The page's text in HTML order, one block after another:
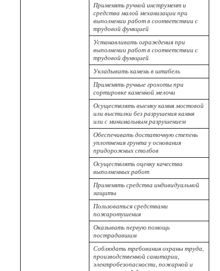
Применять ручной инструмент и
средства малой механизации при
выполнении работ в соответствии с
трудовой функцией
Устанавливать ограждения при
выполнении работ в соответствии с
трудовой функцией
Укладывать камень в штабель
Применять ручные грохоты при
сортировке каменной мелочи
Осуществлять выемку камня мостовой
или выстилки без разрушения камня
или с минимальным разрушением
Обеспечивать достаточную степень
уплотнения грунта у основания
придорожных столбов
Осуществлять оценку качества
выполненных работ
Применять средства индивидуальной
защиты
Пользоваться средствами
пожаротушения
Оказывать первую помощь
пострадавшим
Соблюдать требования охраны труда,
производственной санитарии,
электробезопасности, пожарной и